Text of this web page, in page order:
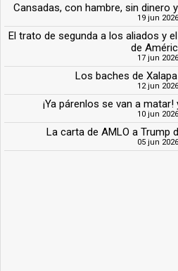
Cansadas, con hambre, sin dinero
19 jun 2026
El trato de segunda a los aliados y
de
17 jun 2026
Los baches de
12 jun 2026
¡Ya párenlos se van a
10 jun 2026
La carta de AMLO a Trump
05 jun 2026